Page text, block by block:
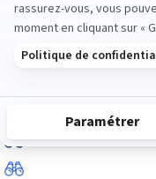
Culture